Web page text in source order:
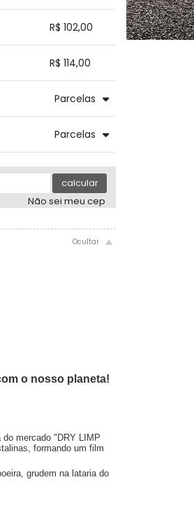
R$ 102,00
R$ 114,00
Parcelas
Parcelas
calcular
Não sei meu cep
o nosso planeta!
mercado "DRY LIMP
formando um film
grudem na lataria do